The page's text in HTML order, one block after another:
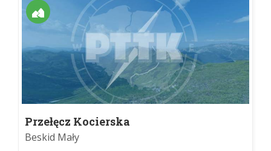
Przełęcz Kocierska
Beskid Mały